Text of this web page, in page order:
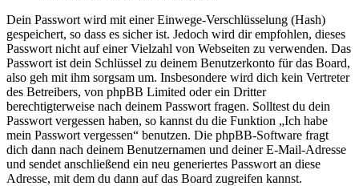
Dein Passwort wird mit einer Einwege-Verschlüsselung (Hash)
gespeichert, so dass es sicher ist. Jedoch wird dir empfohlen, dieses
Passwort nicht auf einer Vielzahl von Webseiten zu verwenden. Das
Passwort ist dein Schlüssel zu deinem Benutzerkonto für das Board,
also geh mit ihm sorgsam um. Insbesondere wird dich kein Vertreter
des Betreibers, von phpBB Limited oder ein Dritter
berechtigterweise nach deinem Passwort fragen. Solltest du dein
Passwort vergessen haben, so kannst du die Funktion „Ich habe
mein Passwort vergessen“ benutzen. Die phpBB-Software fragt
dich dann nach deinem Benutzernamen und deiner E-Mail-Adresse
und sendet anschließend ein neu generiertes Passwort an diese
Adresse, mit dem du dann auf das Board zugreifen kannst.